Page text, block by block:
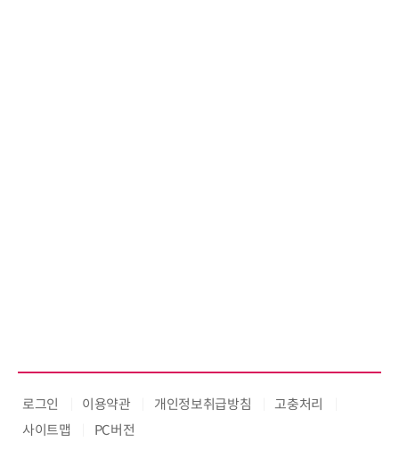
로그인 이용약관 개인정보취급방침
고충처리
사이트맵
PC버전